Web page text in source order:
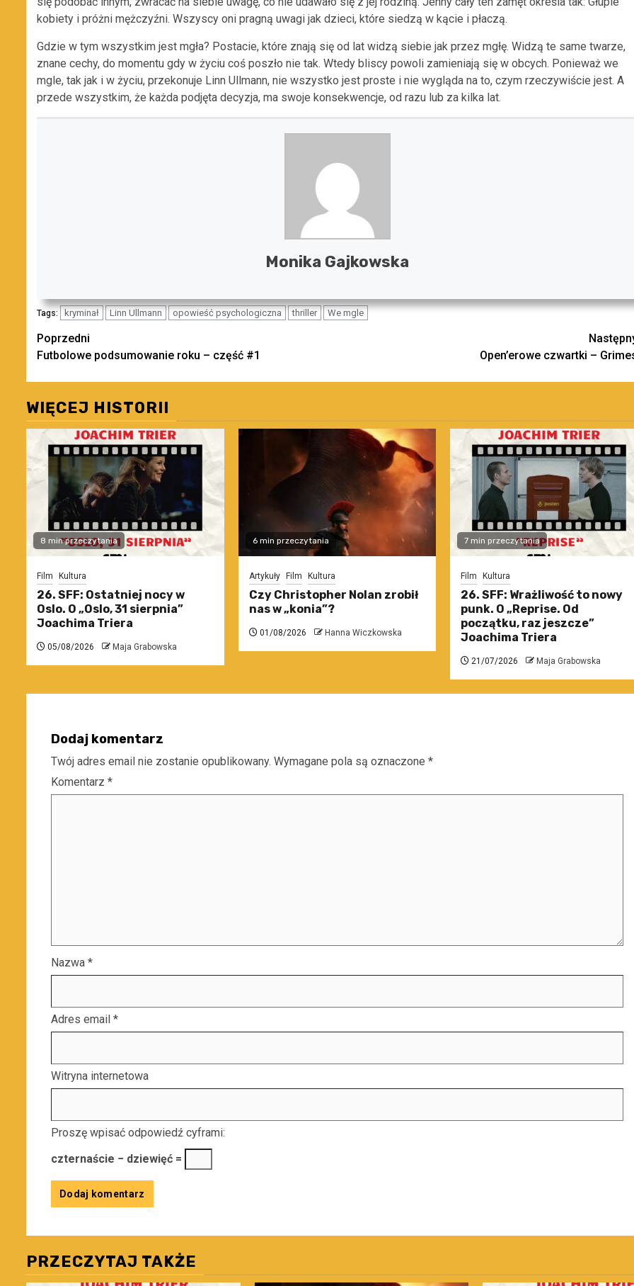
kobiety i próżni mężczyźni. Wszyscy oni pragną uwagi jak dzieci, które siedzą w kącie i płaczą.
Gdzie w tym wszystkim jest mgła? Postacie, które znają się od lat widzą siebie jak przez mgłę. Widzą te same twarze,
znane cechy, do momentu gdy w życiu coś poszło nie tak. Wtedy bliscy powoli zamieniają się w obcych. Ponieważ we
mgle, tak jak i w życiu, przekonuje Linn Ullmann, nie wszystko jest proste i nie wygląda na to, czym rzeczywiście jest. A
przede wszystkim, że każda podjęta decyzja, ma swoje konsekwencje, od razu lub za kilka lat.
Monika Gajkowska
Tags: kryminał Linn Ullmann opowieść psychologiczna thriller We mgle
Zobacz
wpisy
Poprzedni
Futbolowe podsumowanie roku – część #1
Open’erowe czwartki –
WIĘCEJ HISTORII
8 min przeczytania
Film Kultura
26. SFF: Ostatniej nocy w
Oslo. O „Oslo, 31 sierpnia”
Joachima Triera
05/08/2026 Maja Grabowska
6 min przeczytania
Artykuły Film Kultura
Czy Christopher Nolan zrobił
nas w „konia”?
01/08/2026 Hanna Wiczkowska
7 min przeczytania
Film Kultura
26. SFF: Wrażliwość to nowy
punk. O „Reprise. Od
początku, raz jeszcze”
Joachima Triera
21/07/2026 Maja Grabowska
Dodaj komentarz
Twój adres email nie zostanie opublikowany. Wymagane pola są oznaczone *
Komentarz *
Nazwa *
Adres email *
Witryna internetowa
Proszę wpisać odpowiedź cyframi:
czternaście − dziewięć =
PRZECZYTAJ TAKŻE